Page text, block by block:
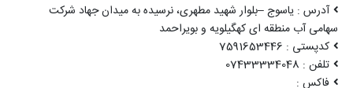
آدرس : یاسوج –بلوار شهید مطهری، نرسیده به میدان جهاد شرکت
سهامی آب منطقه ای کهگیلویه و بویراحمد
کدپستی : 7591653446
تلفن : 07433334048
فاکس :